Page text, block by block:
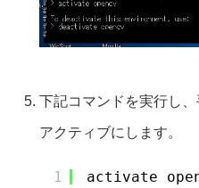
下記コマンドを実行し
アクティブにします。
1 activate